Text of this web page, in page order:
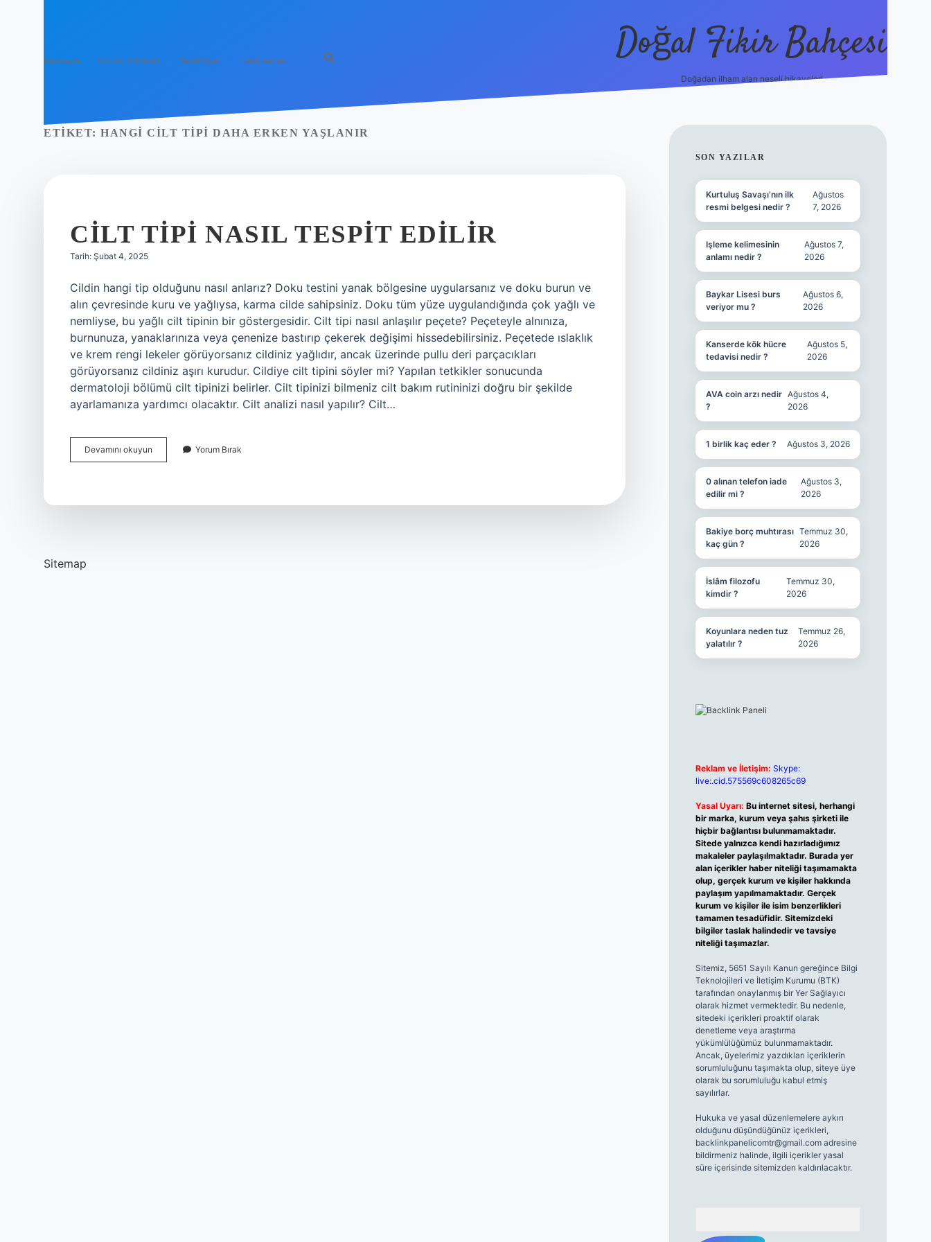
Anasayfa Gizlilik Politikası Yasal Uyarı Hakkımızda Doğal Fikir Bahçesi
Doğadan ilham alan neşeli hikayeler!
ETIKET: HANGI CILT TIPI DAHA ERKEN YAŞLANIR
CILT TIPI NASIL TESPIT EDILIR
Tarih: Şubat 4, 2025
Cildin hangi tip olduğunu nasıl anlarız? Doku testini yanak bölgesine uygularsanız ve doku burun ve
alın çevresinde kuru ve yağlıysa, karma cilde sahipsiniz. Doku tüm yüze uygulandığında çok yağlı ve
nemliyse, bu yağlı cilt tipinin bir göstergesidir. Cilt tipi nasıl anlaşılır peçete? Peçeteyle alnınıza,
burnunuza, yanaklarınıza veya çenenize bastırıp çekerek değişimi hissedebilirsiniz. Peçetede ıslaklık
ve krem ​​rengi lekeler görüyorsanız cildiniz yağlıdır, ancak üzerinde pullu deri parçacıkları
görüyorsanız cildiniz aşırı kurudur. Cildiye cilt tipini söyler mi? Yapılan tetkikler sonucunda
dermatoloji bölümü cilt tipinizi belirler. Cilt tipinizi bilmeniz cilt bakım rutininizi doğru bir şekilde
ayarlamanıza yardımcı olacaktır. Cilt analizi nasıl yapılır? Cilt…
Devamını okuyun
Tipi
Yorum Bırak
Sitemap
SIDEBAR
SON YAZILAR
Kurtuluş Savaşı’nın ilk
resmi belgesi nedir ?
Ağustos
7, 2026
Işleme kelimesinin
anlamı nedir ?
Ağustos 7,
2026
Baykar Lisesi burs
veriyor mu ?
Ağustos 6,
2026
Kanserde kök hücre
tedavisi nedir ?
Ağustos 5,
2026
AVA coin arzı nedir
?
Ağustos 4,
2026
1 birlik kaç eder ? Ağustos 3, 2026
0 alınan telefon iade
edilir mi ?
Ağustos 3,
2026
Bakiye borç muhtırası
kaç gün ?
Temmuz 30,
2026
İslâm filozofu
kimdir ?
Temmuz 30,
2026
Koyunlara neden tuz
yalatılır ?
Temmuz 26,
2026
Reklam ve İletişim: Skype:
live:.cid.575569c608265c69
Yasal Uyarı: Bu internet sitesi, herhangi
bir marka, kurum veya şahıs şirketi ile
hiçbir bağlantısı bulunmamaktadır.
Sitede yalnızca kendi hazırladığımız
makaleler paylaşılmaktadır. Burada yer
alan içerikler haber niteliği taşımamakta
olup, gerçek kurum ve kişiler hakkında
paylaşım yapılmamaktadır. Gerçek
kurum ve kişiler ile isim benzerlikleri
tamamen tesadüfidir. Sitemizdeki
bilgiler taslak halindedir ve tavsiye
niteliği taşımazlar.
Sitemiz, 5651 Sayılı Kanun gereğince Bilgi
Teknolojileri ve İletişim Kurumu (BTK)
tarafından onaylanmış bir Yer Sağlayıcı
olarak hizmet vermektedir. Bu nedenle,
sitedeki içerikleri proaktif olarak
denetleme veya araştırma
yükümlülüğümüz bulunmamaktadır.
Ancak, üyelerimiz yazdıkları içeriklerin
sorumluluğunu taşımakta olup, siteye üye
olarak bu sorumluluğu kabul etmiş
sayılırlar.
Hukuka ve yasal düzenlemelere aykırı
olduğunu düşündüğünüz içerikleri,
backlinkpanelicomtr@gmail.comadresine
bildirmeniz halinde, ilgili içerikler yasal
süre içerisinde sitemizden kaldırılacaktır.